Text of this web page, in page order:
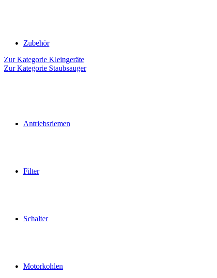
Zubehör
Zur Kategorie Kleingeräte
Zur Kategorie Staubsauger
Antriebsriemen
Filter
Schalter
Motorkohlen